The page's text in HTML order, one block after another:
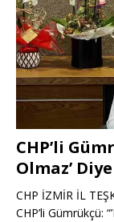
CHP’li
Olmaz’
CHP İZMİR İL
CHP’li Gümrükçü: